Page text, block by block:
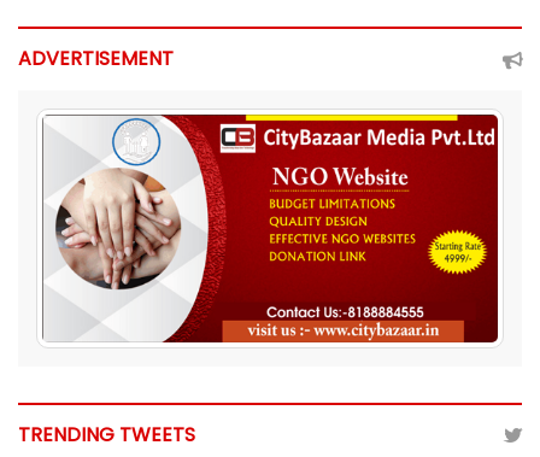
ADVERTISEMENT
TRENDING TWEETS